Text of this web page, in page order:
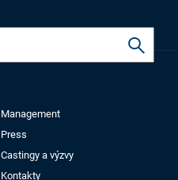
Management
Press
Castingy a výzvy
Kontakty